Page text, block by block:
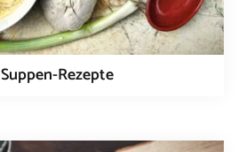
Suppen-Rezepte